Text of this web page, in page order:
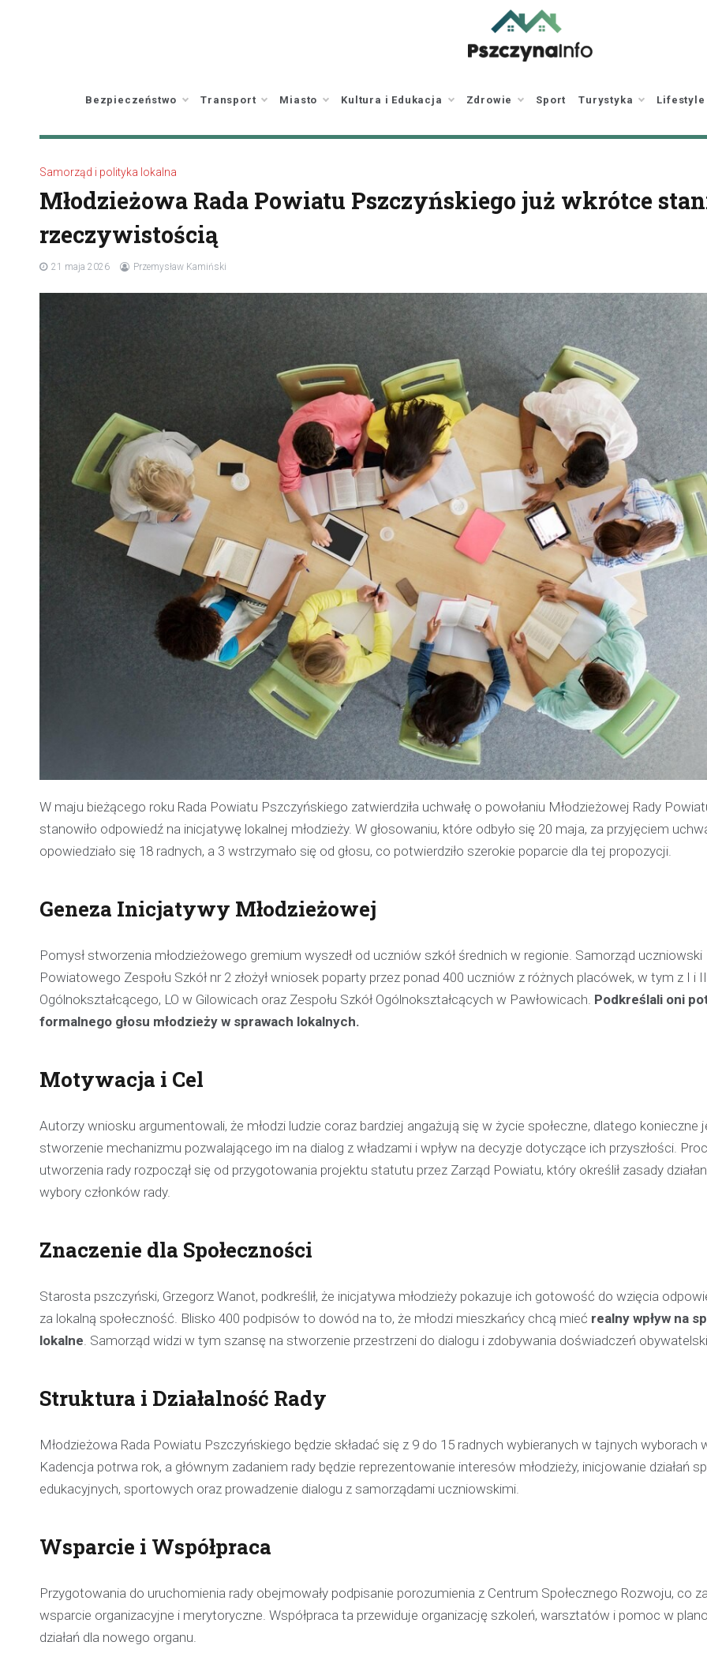
Bezpieczeństwo Transport Miasto Kultura i Edukacja Zdrowie Sport Turystyka Lifestyle
Samorząd i polityka lokalna
Młodzieżowa Rada Powiatu Pszczyńskiego już wkrótce
rzeczywistością
21 maja 2026 Przemysław Kamiński
W maju bieżącego roku Rada Powiatu Pszczyńskiego zatwierdziła uchwałę o powołaniu Młodzieżowej Rady
stanowiło odpowiedź na inicjatywę lokalnej młodzieży. W głosowaniu, które odbyło się 20 maja, za przyjęciem
opowiedziało się 18 radnych, a 3 wstrzymało się od głosu, co potwierdziło szerokie poparcie dla tej propozycji.
Geneza Inicjatywy Młodzieżowej
Pomysł stworzenia młodzieżowego gremium wyszedł od uczniów szkół średnich w regionie. Samorząd uczniowski
Powiatowego Zespołu Szkół nr 2 złożył wniosek poparty przez ponad 400 uczniów z różnych placówek, w tym z I i
Ogólnokształcącego, LO w Gilowicach oraz Zespołu Szkół Ogólnokształcących w Pawłowicach. Podkreślali oni
formalnego głosu młodzieży w sprawach lokalnych.
Motywacja i Cel
Autorzy wniosku argumentowali, że młodzi ludzie coraz bardziej angażują się w życie społeczne, dlatego konieczne
stworzenie mechanizmu pozwalającego im na dialog z władzami i wpływ na decyzje dotyczące ich przyszłości.
utworzenia rady rozpoczął się od przygotowania projektu statutu przez Zarząd Powiatu, który określił zasady
wybory członków rady.
Znaczenie dla Społeczności
Starosta pszczyński, Grzegorz Wanot, podkreślił, że inicjatywa młodzieży pokazuje ich gotowość do wzięcia
za lokalną społeczność. Blisko 400 podpisów to dowód na to, że młodzi mieszkańcy chcą mieć realny wpływ na
lokalne. Samorząd widzi w tym szansę na stworzenie przestrzeni do dialogu i zdobywania doświadczeń
Struktura i Działalność Rady
Młodzieżowa Rada Powiatu Pszczyńskiego będzie składać się z 9 do 15 radnych wybieranych w tajnych wyborach
Kadencja potrwa rok, a głównym zadaniem rady będzie reprezentowanie interesów młodzieży, inicjowanie działań
edukacyjnych, sportowych oraz prowadzenie dialogu z samorządami uczniowskimi.
Wsparcie i Współpraca
Przygotowania do uruchomienia rady obejmowały podpisanie porozumienia z Centrum Społecznego Rozwoju, co
wsparcie organizacyjne i merytoryczne. Współpraca ta przewiduje organizację szkoleń, warsztatów i pomoc w
działań dla nowego organu.
W trakcie podróży drogą S1
w kierunku Woli, funkcjonariusz
bielskiej jednostki prewencji,